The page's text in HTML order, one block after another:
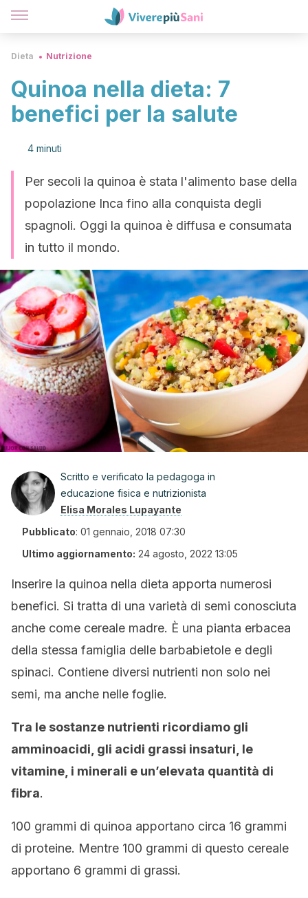
Dieta Nutrizione
Quinoa nella dieta: 7
benefici per la salute
4 minuti
Per secoli la quinoa è stata l'alimento base della
popolazione Inca fino alla conquista degli
spagnoli. Oggi la quinoa è diffusa e consumata
in tutto il mondo.
Scritto e verificato la pedagoga in
educazione fisica e nutrizionista
Elisa Morales Lupayante
Pubblicato: 01 gennaio, 2018 07:30
Ultimo aggiornamento: 24 agosto, 2022 13:05
Inserire la quinoa nella dieta apporta numerosi
benefici. Si tratta di una varietà di semi conosciuta
anche come cereale madre. È una pianta erbacea
della stessa famiglia delle barbabietole e degli
spinaci. Contiene diversi nutrienti non solo nei
semi, ma anche nelle foglie.
Tra le sostanze nutrienti ricordiamo gli
amminoacidi, gli acidi grassi insaturi, le
vitamine, i minerali e un’elevata quantità di
fibra.
100 grammi di quinoa apportano circa 16 grammi
di proteine. Mentre 100 grammi di questo cereale
apportano 6 grammi di grassi.